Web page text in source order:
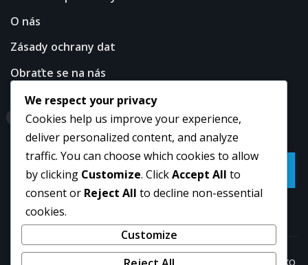
O nás
Zásady ochrany dat
Obraťte se na nás
Hledat
Copyright © 2026 | Powered by NewsExo
We respect your privacy
Cookies help us improve your experience,
deliver personalized content, and analyze
traffic. You can choose which cookies to allow
by clicking Customize. ClickAccept All to
consent or Reject All to decline non-essential
cookies.
Customize